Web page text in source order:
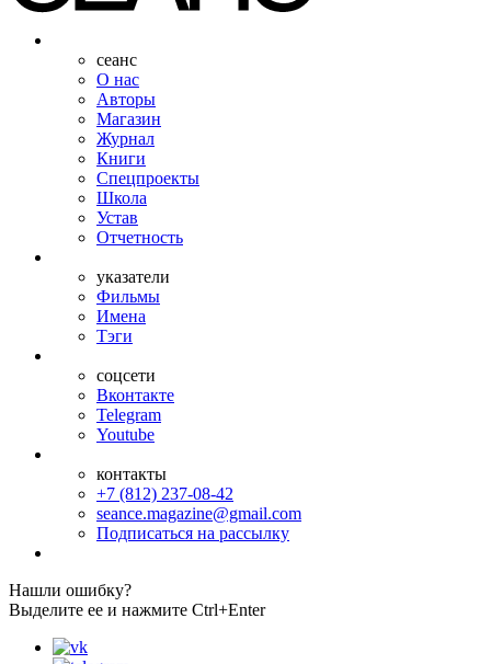
сеанс
О нас
Авторы
Магазин
Журнал
Книги
Спецпроекты
Школа
Устав
Отчетность
указатели
Фильмы
Имена
Тэги
соцсети
Вконтакте
Telegram
Youtube
контакты
+7 (812) 237-08-42
seance.magazine@gmail.com
Подписаться на рассылку
Нашли ошибку?
Выделите ее и нажмите Ctrl+Enter